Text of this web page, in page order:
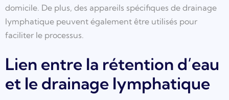
domicile. De plus, des appareils spécifiques de drainage
lymphatique peuvent également être utilisés pour
faciliter le processus.
Lien entre la rétention d’eau
et le drainage lymphatique